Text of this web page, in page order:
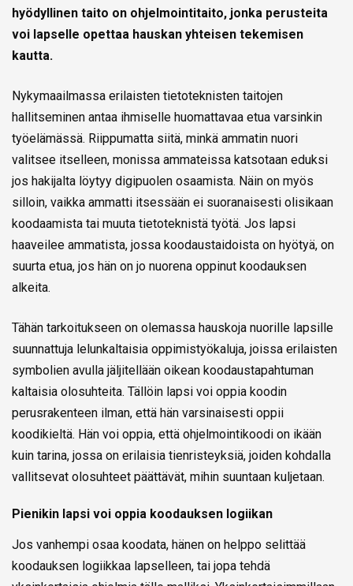
hyödyllinen taito on ohjelmointitaito, jonka perusteita
voi lapselle opettaa hauskan yhteisen tekemisen
kautta.
Nykymaailmassa erilaisten tietoteknisten taitojen
hallitseminen antaa ihmiselle huomattavaa etua varsinkin
työelämässä. Riippumatta siitä, minkä ammatin nuori
valitsee itselleen, monissa ammateissa katsotaan eduksi
jos hakijalta löytyy digipuolen osaamista. Näin on myös
silloin, vaikka ammatti itsessään ei suoranaisesti olisikaan
koodaamista tai muuta tietoteknistä työtä. Jos lapsi
haaveilee ammatista, jossa koodaustaidoista on hyötyä, on
suurta etua, jos hän on jo nuorena oppinut koodauksen
alkeita.
Tähän tarkoitukseen on olemassa hauskoja nuorille lapsille
suunnattuja lelunkaltaisia oppimistyökaluja, joissa erilaisten
symbolien avulla jäljitellään oikean koodaustapahtuman
kaltaisia olosuhteita. Tällöin lapsi voi oppia koodin
perusrakenteen ilman, että hän varsinaisesti oppii
koodikieltä. Hän voi oppia, että ohjelmointikoodi on ikään
kuin tarina, jossa on erilaisia tienristeyksiä, joiden kohdalla
vallitsevat olosuhteet päättävät, mihin suuntaan kuljetaan.
Pienikin lapsi voi oppia koodauksen logiikan
Jos vanhempi osaa koodata, hänen on helppo selittää
koodauksen logiikkaa lapselleen, tai jopa tehdä